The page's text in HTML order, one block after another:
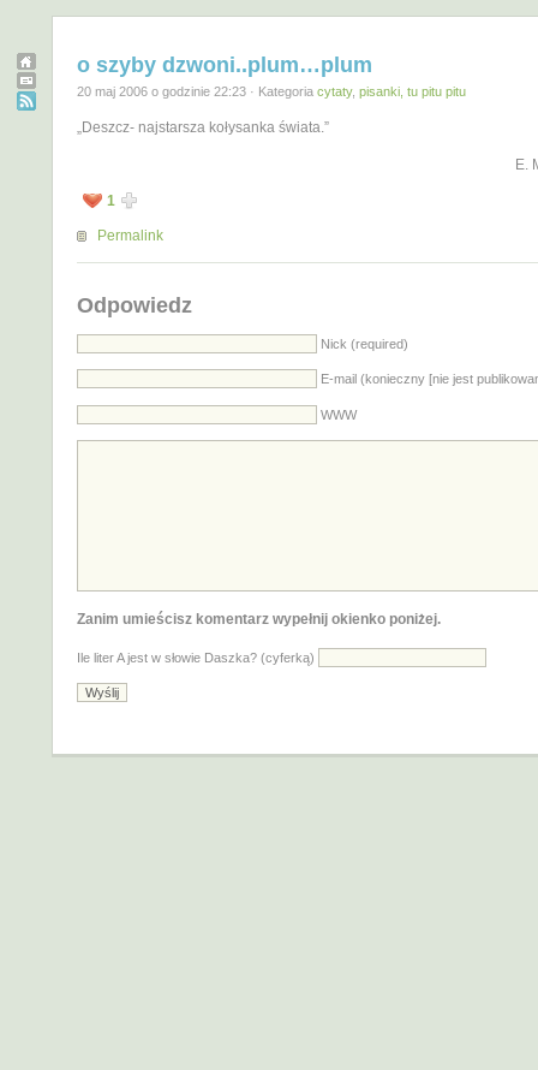
o szyby dzwoni..plum…plum
20 maj 2006 o godzinie 22:23 · Kategoria cytaty, pisanki, tu pitu pitu
„Deszcz- najstarsza kołysanka świata.”
E.
1
Permalink
Odpowiedz
Nick (required)
E-mail (konieczny [nie jest
WWW
Zanim umieścisz komentarz wypełnij okienko poniżej.
Ile liter A jest w słowie Daszka? (cyferką)